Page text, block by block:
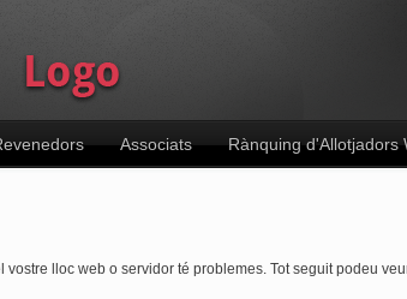
Associats Rànquing d'Allotjadors
lloc web o servidor té problemes. Tot seguit podeu